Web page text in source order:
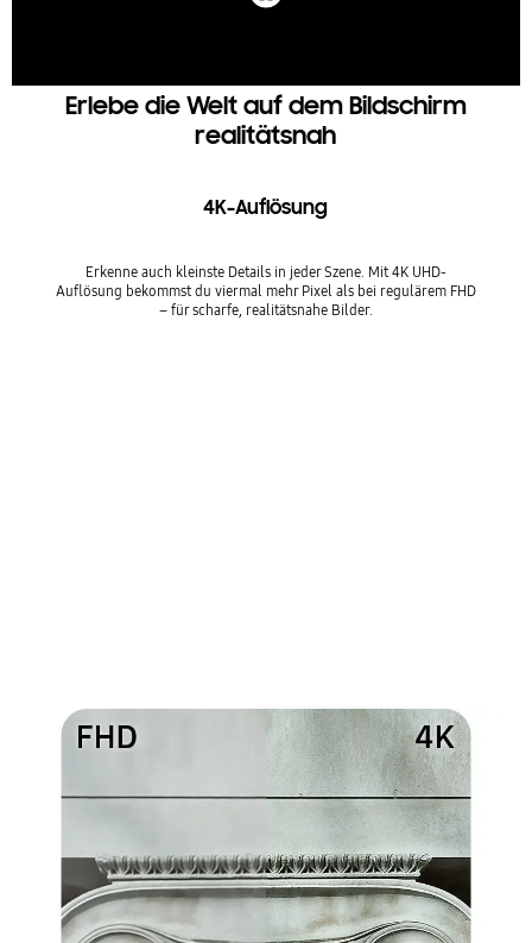
Erlebe die Welt auf dem Bildschirm
realitätsnah
4K-Auflösung
Erkenne auch kleinste Details in jeder Szene. Mit 4K UHD-
Auflösung bekommst du viermal mehr Pixel als bei regulärem FHD
– für scharfe, realitätsnahe Bilder.